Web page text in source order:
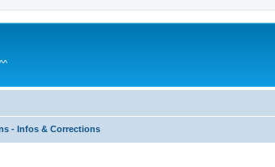
- Infos & Corrections